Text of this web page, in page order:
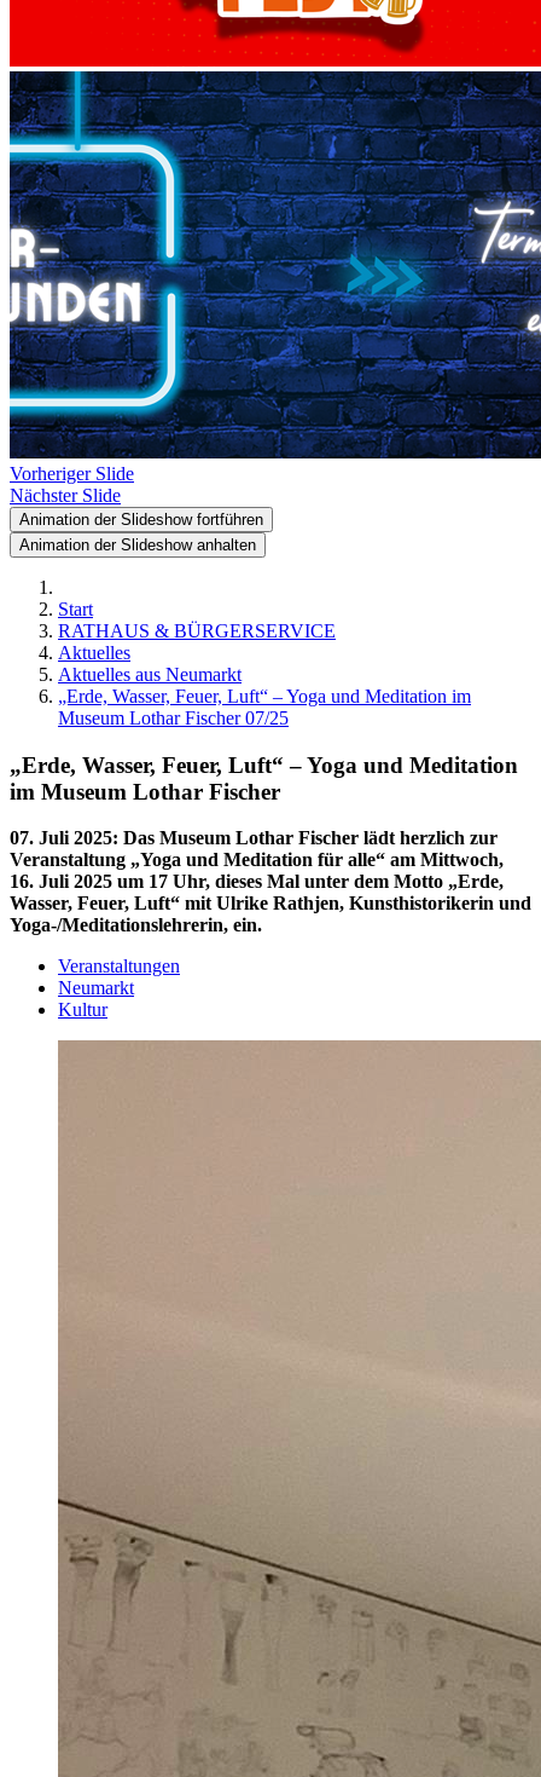
Vorheriger Slide
Nächster Slide
Animation der Slideshow fortführen
Animation der Slideshow anhalten
Start
RATHAUS & BÜRGERSERVICE
Aktuelles
Aktuelles aus Neumarkt
„Erde, Wasser, Feuer, Luft“ – Yoga und Meditation im
Museum Lothar Fischer 07/25
„Erde, Wasser, Feuer, Luft“ – Yoga und Meditation
im Museum Lothar Fischer
07. Juli 2025: Das Museum Lothar Fischer lädt herzlich zur
Veranstaltung „Yoga und Meditation für alle“ am Mittwoch,
16. Juli 2025 um 17 Uhr, dieses Mal unter dem Motto „Erde,
Wasser, Feuer, Luft“ mit Ulrike Rathjen, Kunsthistorikerin und
Yoga-/Meditationslehrerin, ein.
Veranstaltungen
Neumarkt
Kultur